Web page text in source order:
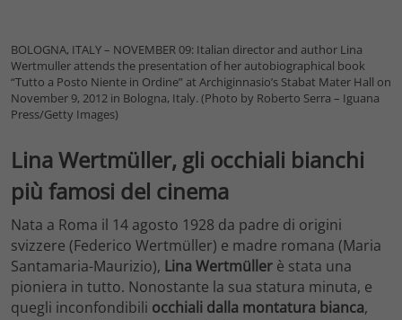
BOLOGNA, ITALY – NOVEMBER 09: Italian director and author Lina
Wertmuller attends the presentation of her autobiographical book
“Tutto a Posto Niente in Ordine” at Archiginnasio’s Stabat Mater Hall on
November 9, 2012 in Bologna, Italy. (Photo by Roberto Serra – Iguana
Press/Getty Images)
Lina Wertmüller, gli occhiali bianchi
più famosi del cinema
Nata a Roma il 14 agosto 1928 da padre di origini
svizzere (Federico Wertmüller) e madre romana (Maria
Santamaria-Maurizio), Lina Wertmüller è stata una
pioniera in tutto. Nonostante la sua statura minuta, e
quegli inconfondibili occhiali dalla montatura bianca,